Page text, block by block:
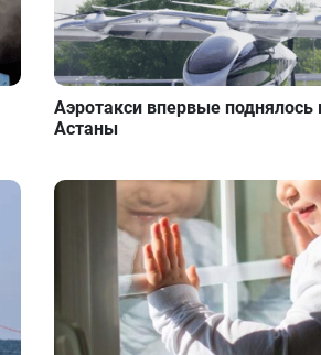
Аэротакси впервые поднялось
Астаны